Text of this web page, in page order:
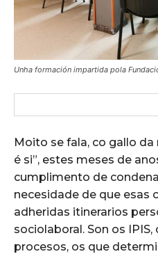
Unha formación impartida pola
Moito se fala, co gallo da
é si”, estes meses de
cumplimento de
necesidade de que esas
adheridas itinerarios
sociolaboral. Son os
procesos, os que